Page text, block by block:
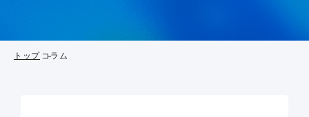
トップ コラム